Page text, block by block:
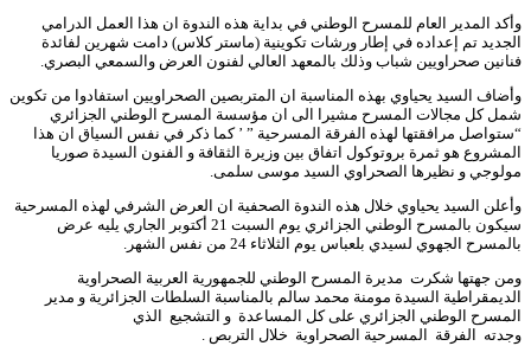
وأكد المدير العام للمسرح الوطني في بداية هذه الندوة ان هذا العمل الدرامي
الجديد تم إعداده في إطار ورشات تكوينية (ماستر كلاس) دامت شهرين لفائدة
فنانين صحراويين شباب وذلك بالمعهد العالي لفنون العرض والسمعي البصري.
وأضاف السيد يحياوي بهذه المناسبة ان المتربصين الصحراويين استفادوا من تكوين
شمل كل مجالات المسرح مشيرا الى ان مؤسسة المسرح الوطني الجزائري
“ستواصل مرافقتها لهذه الفرقة المسرحية ” ’ كما ذكر في نفس السياق ان هذا
المشروع هو ثمرة بروتوكول اتفاق بين وزيرة الثقافة و الفنون السيدة صوريا
مولوجي و نظيرها الصحراوي السيد موسى سلمى.
وأعلن السيد يحياوي خلال هذه الندوة الصحفية ان العرض الشرفي لهذه المسرحية
سيكون بالمسرح الوطني الجزائري يوم السبت 21 أكتوبر الجاري يليه عرض
بالمسرح الجهوي لسيدي بلعباس يوم الثلاثاء 24 من نفس الشهر.
ومن جهتها شكرت مديرة المسرح الوطني للجمهورية العربية الصحراوية
الديمقراطية السيدة مومنة محمد سالم بالمناسبة السلطات الجزائرية و مدير
المسرح الوطني الجزائري على كل المساعدة و التشجيع الذي
وجدته الفرقة المسرحية الصحراوية خلال التربص .